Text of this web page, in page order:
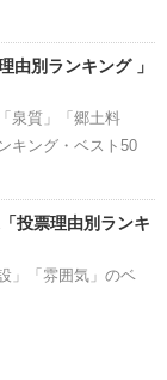
由別ランキング 」
泉質」「郷土料
キング・ベスト50
投票理由別ランキ
」「雰囲気」のベ